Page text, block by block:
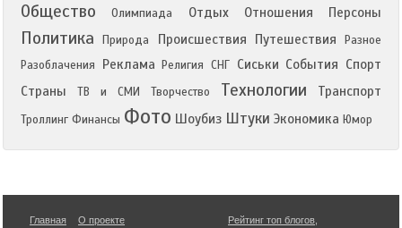
Общество Олимпиада Отдых Отношения Персоны
Политика Природа Происшествия Путешествия
Разное
Разоблачения
Реклама Религия СНГ Сиськи События Спорт
Страны
ТВ и СМИ Творчество Технологии Транспорт
Троллинг Финансы Фото Шоубиз Штуки Экономика Юмор
Главная О проекте Рейтинг топ блогов